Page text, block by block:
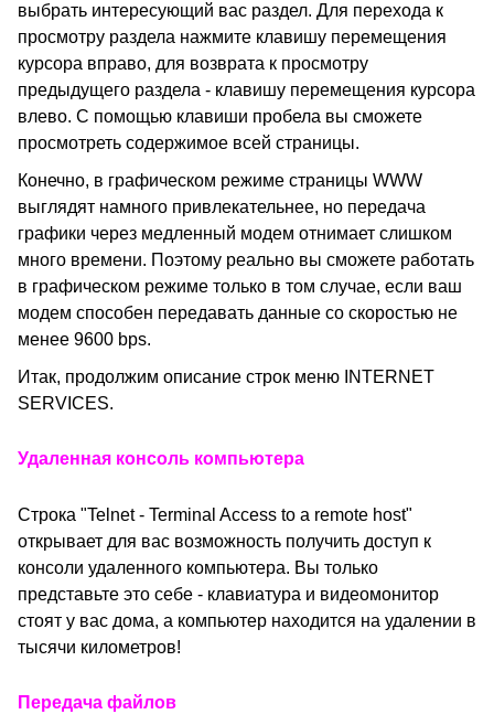
выбрать интересующий вас раздел. Для перехода к
просмотру раздела нажмите клавишу перемещения
курсора вправо, для возврата к просмотру
предыдущего раздела - клавишу перемещения курсора
влево. С помощью клавиши пробела вы сможете
просмотреть содержимое всей страницы.
Конечно, в графическом режиме страницы WWW
выглядят намного привлекательнее, но передача
графики через медленный модем отнимает слишком
много времени. Поэтому реально вы сможете работать
в графическом режиме только в том случае, если ваш
модем способен передавать данные со скоростью не
менее 9600 bps.
Итак, продолжим описание строк меню INTERNET
SERVICES.
Удаленная консоль компьютера
Строка "Telnet - Terminal Access to a remote host"
открывает для вас возможность получить доступ к
консоли удаленного компьютера. Вы только
представьте это себе - клавиатура и видеомонитор
стоят у вас дома, а компьютер находится на удалении в
тысячи километров!
Передача файлов